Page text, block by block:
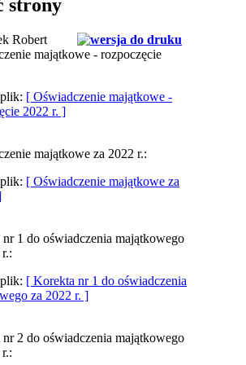
strony
Robert
majątkowe - rozpoczęcie
[ Oświadczenie majątkowe -
2022 r. ]
majątkowe za 2022 r.:
[ Oświadczenie majątkowe za
1 do oświadczenia majątkowego
[ Korekta nr 1 do oświadczenia
za 2022 r. ]
2 do oświadczenia majątkowego